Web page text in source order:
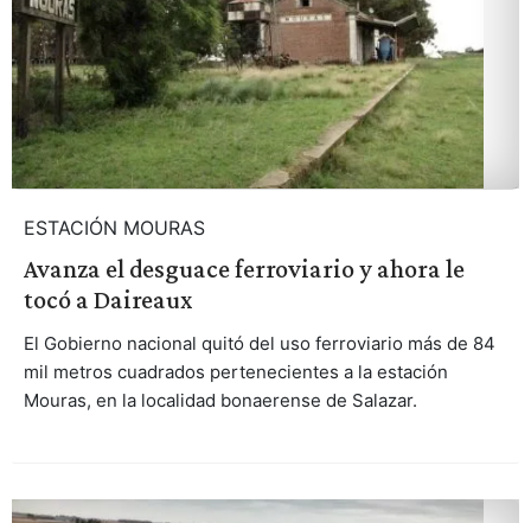
ESTACIÓN MOURAS
Avanza el desguace ferroviario y ahora le
tocó a Daireaux
El Gobierno nacional quitó del uso ferroviario más de 84
mil metros cuadrados pertenecientes a la estación
Mouras, en la localidad bonaerense de Salazar.